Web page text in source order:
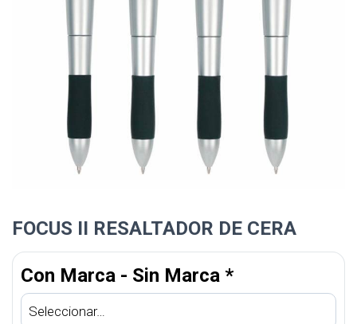
FOCUS II RESALTADOR DE CERA
Con Marca - Sin Marca *